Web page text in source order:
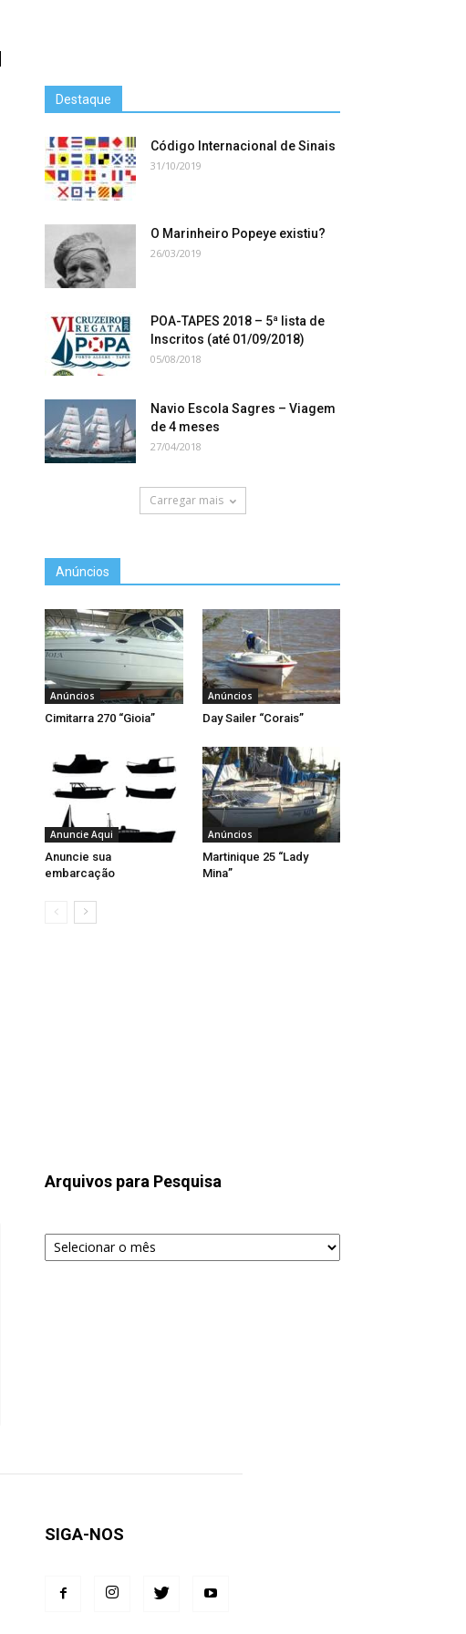
Destaque
Código Internacional de Sinais
31/10/2019
O Marinheiro Popeye existiu?
26/03/2019
POA-TAPES 2018 – 5ª lista de
Inscritos (até 01/09/2018)
05/08/2018
Navio Escola Sagres – Viagem
de 4 meses
27/04/2018
Carregar mais
Anúncios
Anúncios
Cimitarra 270 “Gioia”
Anúncios
Day Sailer “Corais”
Anuncie Aqui
Anuncie sua
embarcação
Anúncios
Martinique 25 “Lady
Mina”
Arquivos para Pesquisa
Arquivos
para
SIGA-NOS